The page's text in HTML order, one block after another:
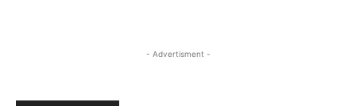
- Advertisment -